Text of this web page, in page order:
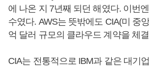
에 나온 지 7년째 되던 해였다. 이번
수였다. AWS는 뜻밖에도 CIA(미 중
억 달러 규모의 클라우드 계약을 체
CIA는 전통적으로 IBM과 같은 대기